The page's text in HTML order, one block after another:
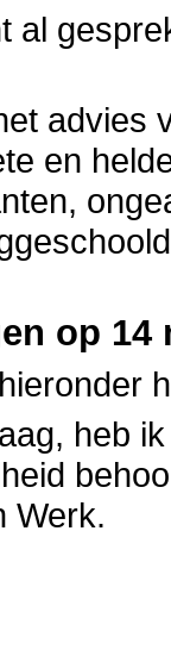
al
advies
en
op 14
heb
Werk.